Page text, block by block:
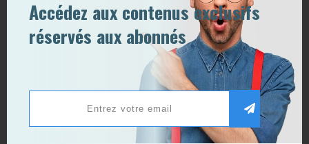
Accédez aux contenus exclusifs
réservés aux abonnés